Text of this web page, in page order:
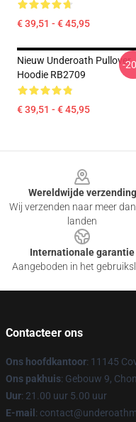
€ 39,51 - € 45,95
Nieuw Underoath Pullover
Hoodie RB2709
€ 39,51 - € 45,95
-
Wereldwijde verzending
Wij verzenden naar meer
landen
Internationale garantie
Aangeboden in het
Contacteer ons
Ons hoofdkantoor: 11145
Ons pakhuis: Gebouw 9,
Uur: 21.00 uur 5.00 uur
E-mail :